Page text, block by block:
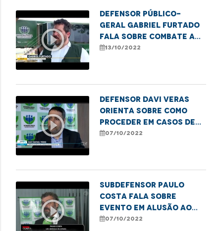
play_circle_outline
Defensor público-
geral Gabriel Furtado
fala sobre combate ao
sub-registro no
13/10/2022
play_circle_outline
Defensor Davi Veras
orienta sobre como
proceder em casos de
violência sexual
07/10/2022
play_circle_outline
Subdefensor Paulo
Costa fala sobre
evento em alusão ao
Dia Nacional do Idoso
07/10/2022